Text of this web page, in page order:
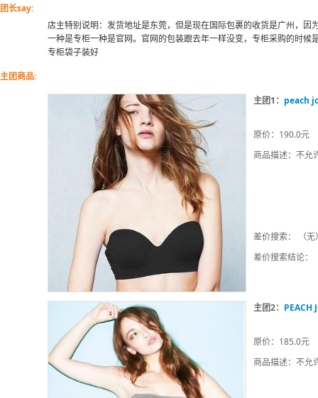
团长say:
店主特别说明：发货地址是东莞，但是现在国际包裹的收货是广州，因
一种是专柜一种是官网。官网的包装跟去年一样没变，专柜采购的时候
专柜袋子装好
主团商品:
主团1： peach
原价：190.0元
商品描述：不允
差价搜索： （无
差价搜索结论：
主团2： PEACH
原价：185.0元
商品描述：不允